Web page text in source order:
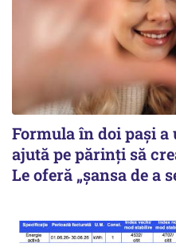
Formula în doi pași
ajută pe părinți să
Le oferă „șansa de a